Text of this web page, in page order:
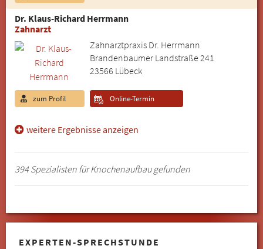
Dr. Klaus-Richard Herrmann
Zahnarzt
Zahnarztpraxis Dr. Herrmann
Brandenbaumer Landstraße 241
23566 Lübeck
zum Profil Online-Termin
weitere Ergebnisse anzeigen
394 Spezialisten für Knochenaufbau gefunden
EXPERTEN-SPRECHSTUNDE